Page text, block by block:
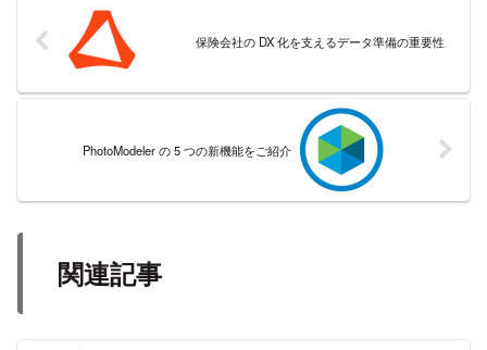
保険会社の DX 化を支えるデータ準備の重要性
PhotoModeler の 5 つの新機能をご紹介
関連記事